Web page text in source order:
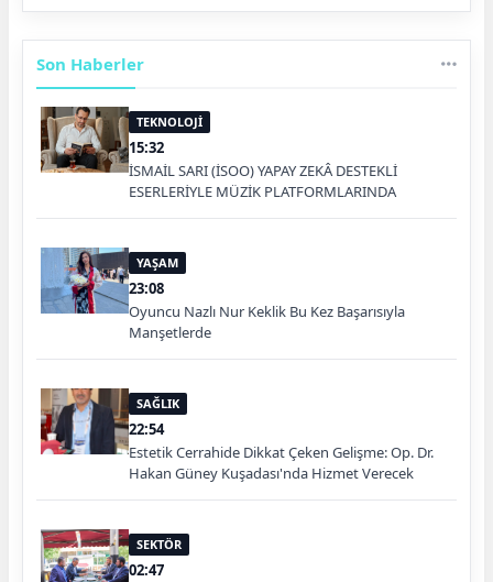
Son Haberler
TEKNOLOJİ
15:32
İSMAİL SARI (İSOO) YAPAY ZEKÂ DESTEKLİ
ESERLERİYLE MÜZİK PLATFORMLARINDA
YAŞAM
23:08
Oyuncu Nazlı Nur Keklik Bu Kez Başarısıyla
Manşetlerde
SAĞLIK
22:54
Estetik Cerrahide Dikkat Çeken Gelişme: Op. Dr.
Hakan Güney Kuşadası'nda Hizmet Verecek
SEKTÖR
02:47